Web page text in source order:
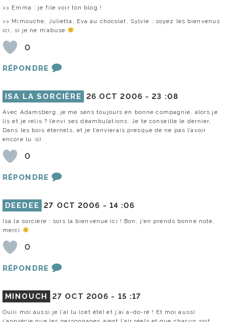
>> Emma : je file voir ton blog !
>> Mimouche, Julietta, Eva au chocolat, Sylvie : soyez les bienvenus
ici, si je ne m’abuse
0
RÉPONDRE
ISA LA SORCIÈRE 26 OCT 2006 -23 :08
Avec Adamsberg, je me sens toujours en bonne compagnie, alors je
lis et je relis ? l’envi ses déambulations. Je te conseille le dernier,
Dans les bois éternels, et je t’envierais presque de ne pas l’avoir
encore lu :o)
0
RÉPONDRE
DEEDEE 27 OCT 2006 - 14 :06
Isa la sorcière : sois la bienvenue ici ! Bon, j’en prends bonne note,
merci
0
RÉPONDRE
MINOUCH 27 OCT 2006 - 15 :17
Ouiii moi aussi je l’ai lu (cet été) et j’ai a-do-ré ! Et moi aussi